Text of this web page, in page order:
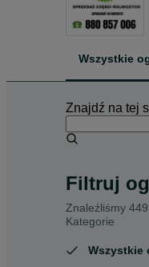
Wszystkie
Znajdź na tej
Filtruj
Znaleźliśmy 449
Kategorie
Wszystkie